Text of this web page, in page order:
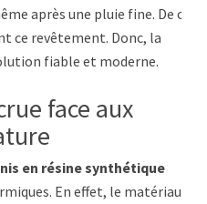
après une pluie fine. De ce
ce revêtement. Donc, la
fiable et moderne.
face aux
en résine synthétique
En effet, le matériau